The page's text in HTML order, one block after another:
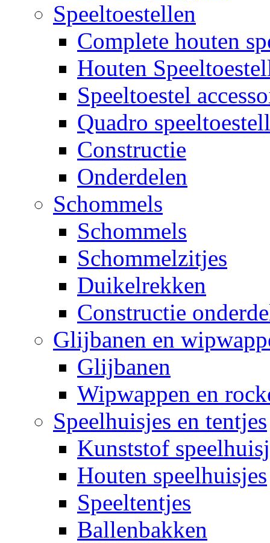
Speeltoestellen
Complete houten
Houten
Speeltoestel
Quadro
Constructie
Onderdelen
Schommels
Schommels
Schommelzitjes
Duikelrekken
Constructie
Glijbanen en
Glijbanen
Wipwappen en
Speelhuisjes en tentjes
Kunststof
Houten speelhuisjes
Speeltentjes
Ballenbakken